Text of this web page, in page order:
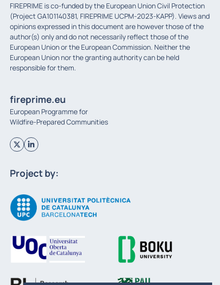
FIREPRIME is co-funded by the European Union Civil Protection
(Project GA101140381, FIREPRIME UCPM-2023-KAPP). Views and
opinions expressed in this document are however those of the
author(s) only and do not necessarily reflect those of the
European Union or the European Commission. Neither the
European Union nor the granting authority can be held
responsible for them.
fireprime.eu
European Programme for
Wildfire-Prepared Communities
Project by: